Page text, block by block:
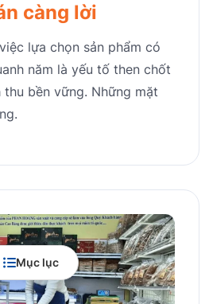
Mục lục
càng lời
lựa chọn sản phẩm có
năm là yếu tố then chốt
bền vững. Những mặt